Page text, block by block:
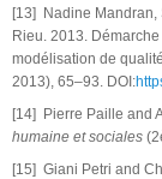
[13] Nadine Mandran,
Rieu. 2013.
modélisation de
2013), 65–93. DOI:
[14] Pierre Paille and
humaine et sociales
[15] Giani Petri and